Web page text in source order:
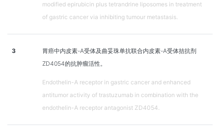
modified epirubicin plus tetrandrine liposomes in treatment
of gastric cancer via inhibiting tumour metastasis.
3
胃癌中内皮素-A受体及曲妥珠单抗联合内皮素-A受体拮抗剂
ZD4054的抗肿瘤活性。
Endothelin-A receptor in gastric cancer and enhanced
antitumor activity of trastuzumab in combination with the
endothelin-A receptor antagonist ZD4054.